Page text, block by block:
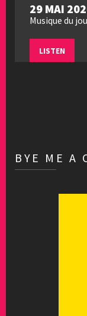
29 MAI
Musique du
LISTEN
BYE ME A